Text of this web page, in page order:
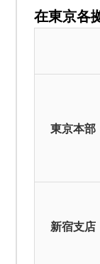
在東京各
東京本部
新宿支店